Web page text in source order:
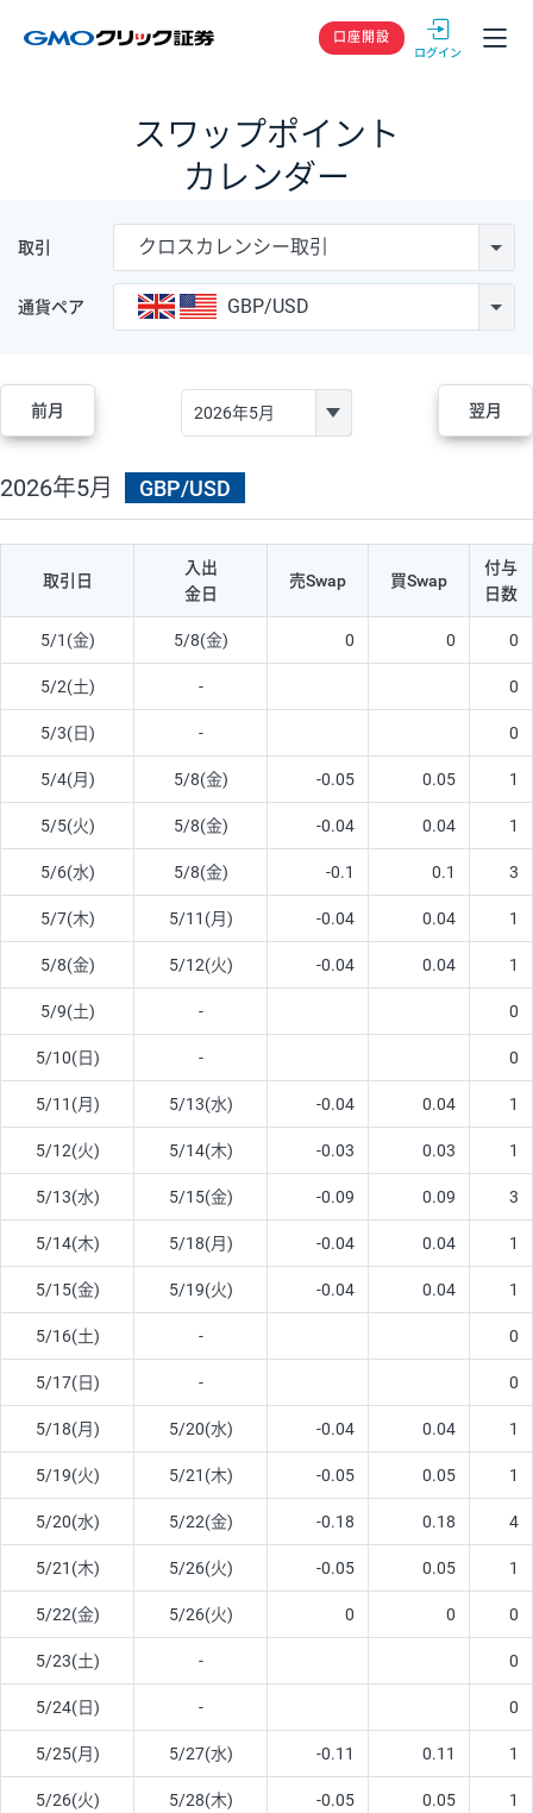
GMOクリック
口座開設
スワップポイント
カレンダー
取引 クロスカレンシー取引
通貨ペア GBP/USD
前月 翌月
2026年5月 GBP/USD
取引日
入出
金日
売Swap 買Swap
付与
日数
5/1(金) 5/8(金) 0 0 0
5/2(土) - 0
5/3(日) - 0
5/4(月) 5/8(金) -0.05 0.05 1
5/5(火) 5/8(金) -0.04 0.04 1
5/6(水) 5/8(金) -0.1 0.1 3
5/7(木) 5/11(月) -0.04 0.04 1
5/8(金) 5/12(火) -0.04 0.04 1
5/9(土) - 0
5/10(日) - 0
5/11(月) 5/13(水) -0.04 0.04 1
5/12(火) 5/14(木) -0.03 0.03 1
5/13(水) 5/15(金) -0.09 0.09 3
5/14(木) 5/18(月) -0.04 0.04 1
5/15(金) 5/19(火) -0.04 0.04 1
5/16(土) - 0
5/17(日) - 0
5/18(月) 5/20(水) -0.04 0.04 1
5/19(火) 5/21(木) -0.05 0.05 1
5/20(水) 5/22(金) -0.18 0.18 4
5/21(木) 5/26(火) -0.05 0.05 1
5/22(金) 5/26(火) 0 0 0
5/23(土) - 0
5/24(日) - 0
5/25(月) 5/27(水) -0.11 0.11 1
5/26(火) 5/28(木) -0.05 0.05 1